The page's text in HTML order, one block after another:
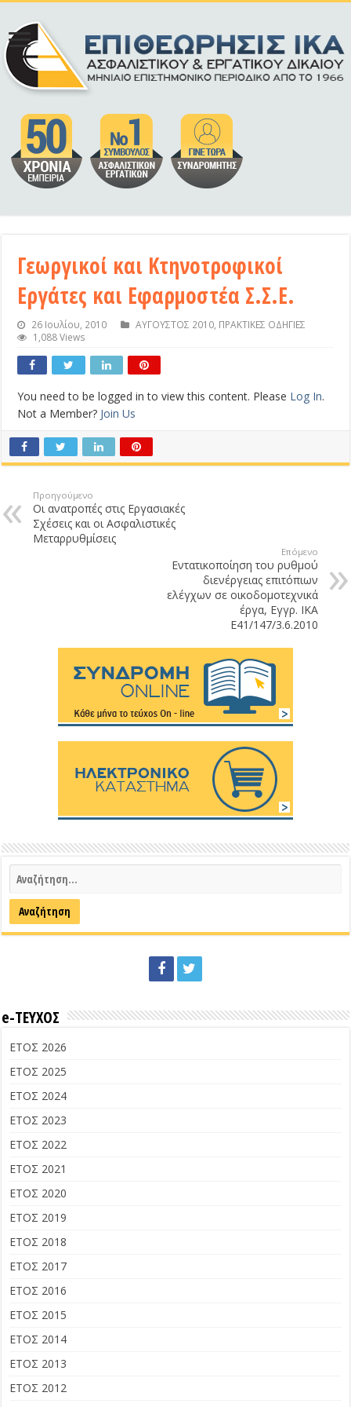
Γεωργικοί και Κτηνοτροφικοί
Εργάτες και Εφαρμοστέα Σ.Σ.Ε.
26 Ιουλίου, 2010 ΑΥΓΟΥΣΤΟΣ 2010, ΠΡΑΚΤΙΚΕΣ ΟΔΗΓΙΕΣ
1,088 Views
You need to be logged in to view this content. Please Log In.
Not a Member? Join Us
Προηγούμενο
Οι ανατροπές στις Εργασιακές
Σχέσεις και οι Ασφαλιστικές
Μεταρρυθμίσεις
Επόμενο
Εντατικοποίηση του ρυθμού
διενέργειας επιτόπιων
ελέγχων σε οικοδομοτεχνικά
έργα, Εγγρ. ΙΚΑ
Ε41/147/3.6.2010
e-ΤΕΥΧΟΣ
ΕΤΟΣ 2026
ΕΤΟΣ 2025
ΕΤΟΣ 2024
ΕΤΟΣ 2023
ΕΤΟΣ 2022
ΕΤΟΣ 2021
ΕΤΟΣ 2020
ΕΤΟΣ 2019
ΕΤΟΣ 2018
ΕΤΟΣ 2017
ΕΤΟΣ 2016
ΕΤΟΣ 2015
ΕΤΟΣ 2014
ΕΤΟΣ 2013
ΕΤΟΣ 2012